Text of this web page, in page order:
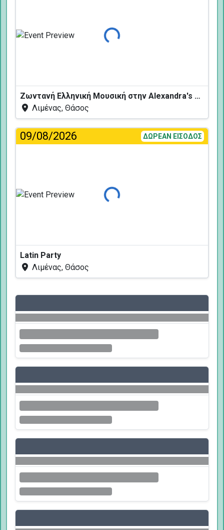
Φόρτωση...
Ζωντανή Ελληνική Μουσική στην Alexandra's Restaurant
Λιμένας, Θάσος
09/08/2026 ΔΩΡΕΑΝ ΕΙΣΟΔΟΣ
Φόρτωση...
Latin Party
Λιμένας, Θάσος